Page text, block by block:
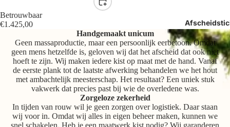
Betrouwbaar
€1.425,00
Handgemaakt unicum
Geen massaproductie, maar een persoonlijk eerbetoon. Omdat
geen mens hetzelfde is, geloven wij dat het afscheid dat ook niet
hoeft te zijn. Wij maken iedere kist op maat met de hand. Vanaf
de eerste plank tot de laatste afwerking behandelen we het hout
met ambachtelijk meesterschap. Het resultaat? Een uniek stuk
vakwerk dat precies past bij wie de overledene was.
Zorgeloze zekerheid
In tijden van rouw wil je geen zorgen over logistiek. Daar staan
wij voor in. Omdat wij alles in eigen beheer maken, kunnen we
snel schakelen. Heb je een maatwerk kist nodig? Wij garanderen